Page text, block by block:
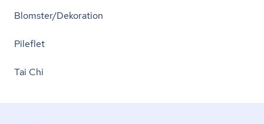
Blomster/Dekoration
Pileflet
Tai Chi